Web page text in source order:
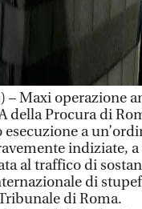
– Maxi operazione
della Procura di
a
indiziate,
al traffico di
di
di Roma.